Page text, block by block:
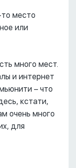
место
или
много мест.
и интернет
– что
кстати,
очень много
для